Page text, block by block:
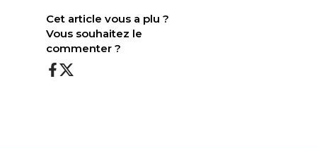
Cet article vous a plu ?
Vous souhaitez le
commenter ?